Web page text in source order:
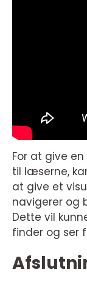
For at give
til læserne,
at give et
navigerer og
Dette vil
finder og ser